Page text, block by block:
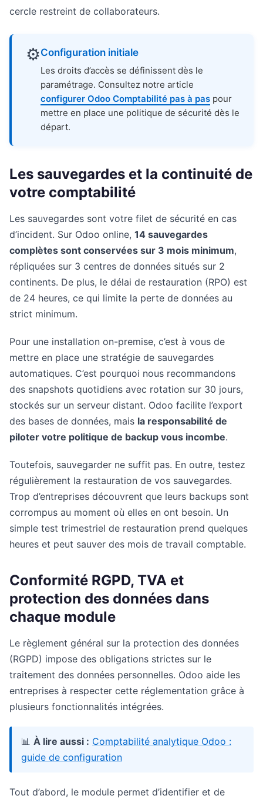
cercle restreint de collaborateurs.
⚙️Configuration initiale
Les droits d’accès se définissent dès le
paramétrage. Consultez notre article
configurer Odoo Comptabilité pas à pas pour
mettre en place une politique de sécurité dès le
départ.
Les sauvegardes et la continuité de
votre comptabilité
Les sauvegardes sont votre filet de sécurité en cas
d’incident. Sur Odoo online, 14 sauvegardes
complètes sont conservées sur 3 mois minimum,
répliquées sur 3 centres de données situés sur 2
continents. De plus, le délai de restauration (RPO) est
de 24 heures, ce qui limite la perte de données au
strict minimum.
Pour une installation on-premise, c’est à vous de
mettre en place une stratégie de sauvegardes
automatiques. C’est pourquoi nous recommandons
des snapshots quotidiens avec rotation sur 30 jours,
stockés sur un serveur distant. Odoo facilite l’export
des bases de données, mais la responsabilité de
piloter votre politique de backup vous incombe.
Toutefois, sauvegarder ne suffit pas. En outre, testez
régulièrement la restauration de vos sauvegardes.
Trop d’entreprises découvrent que leurs backups sont
corrompus au moment où elles en ont besoin. Un
simple test trimestriel de restauration prend quelques
heures et peut sauver des mois de travail comptable.
Conformité RGPD, TVA et
protection des données dans
chaque module
Le règlement général sur la protection des données
(RGPD) impose des obligations strictes sur le
traitement des données personnelles. Odoo aide les
entreprises à respecter cette réglementation grâce à
plusieurs fonctionnalités intégrées.
📊 À lire aussi : Comptabilité analytique Odoo :
guide de configuration
Tout d’abord, le module permet d’identifier et de